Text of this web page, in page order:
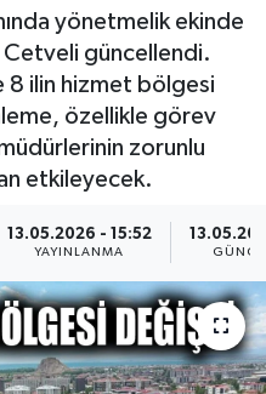
yönetmelik ekinde
güncellendi.
8 ilin hizmet bölgesi
özellikle görev
zorunlu
etkileyecek.
13.05.2026 - 15:52
YAYINLANMA
ve Fikstür